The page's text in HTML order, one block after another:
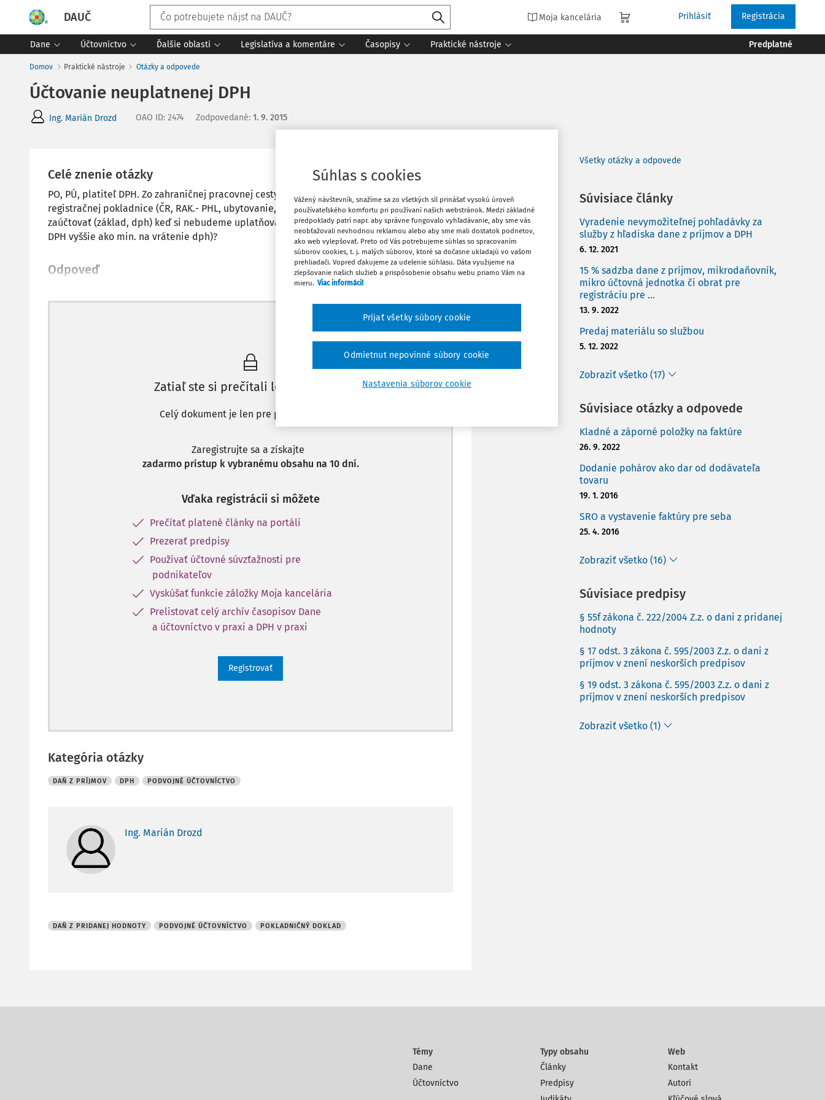
DAUČ Moja kancelária Prihlásiť Registrácia
Dane Účtovníctvo Ďalšie oblasti Legislatíva a komentáre Časopisy Praktické nástroje Predplatné
Domov Praktické nástroje Otázky a odpovede
Účtovanie neuplatnenej DPH
Ing. Marián Drozd OAO ID: 2474 Zodpovedané: 1. 9. 2015
Celé znenie otázky
PO, PÚ, platiteľ DPH. Zo zahraničnej pracovnej cesty nám zamestnanci priniesli bločky z
registračnej pokladnice (ČR, RAK.- PHL, ubytovanie, stravovanie..). Ako tieto bločky
zaúčtovať (základ, dph) keď si nebudeme uplatňovať vrátenie DPH zo zahraničia (aj keď je
DPH vyššie ako min. na vrátenie dph)?
Odpoveď
Máte predplatné? Prihláste sa
Zatiaľ ste si prečítali len začiatok...
Celý dokument je len pre predplatiteľov.
Zaregistrujte sa a získajte
zadarmo prístup k vybranému obsahu na 10 dní.
Vďaka registrácii si môžete
Prečítať platené články na portáli
Prezerať predpisy
Používať účtovné súvzťažnosti pre
podnikateľov
Vyskúšať funkcie záložky Moja kancelária
Prelistovať celý archív časopisov Dane
a účtovníctvo v praxi a DPH v praxi
Registrovať
Kategória otázky
DAŇ Z PRÍJMOV DPH PODVOJNÉ ÚČTOVNÍCTVO
Ing. Marián Drozd
DAŇ Z PRIDANEJ HODNOTY PODVOJNÉ ÚČTOVNÍCTVO POKLADNIČNÝ DOKLAD
Stiahnuť
Vytlačiť
Všetky otázky a odpovede
Súvisiace články
Vyradenie nevymožiteľnej pohľadávky za
služby z hľadiska dane z príjmov a DPH
6. 12. 2021
15 % sadzba dane z príjmov, mikrodaňovník,
mikro účtovná jednotka či obrat pre
registráciu pre ...
13. 9. 2022
Predaj materiálu so službou
5. 12. 2022
Zobraziť všetko (17)
Súvisiace otázky a odpovede
Kladné a záporné položky na faktúre
26. 9. 2022
Dodanie pohárov ako dar od dodávateľa
tovaru
19. 1. 2016
SRO a vystavenie faktúry pre seba
25. 4. 2016
Zobraziť všetko (16)
Súvisiace predpisy
§ 55f zákona č. 222/2004 Z.z. o dani z pridanej
hodnoty
§ 17 odst. 3 zákona č. 595/2003 Z.z. o dani z
príjmov v znení neskorších predpisov
§ 19 odst. 3 zákona č. 595/2003 Z.z. o dani z
príjmov v znení neskorších predpisov
Zobraziť všetko (1)
Témy
Dane
Účtovníctvo
Typy obsahu
Články
Predpisy
Web
Kontakt
Autori
Súhlas s cookies
Vážený návštevník, snažíme sa zo všetkých síl prinášať vysokú úroveň
používateľského komfortu pri používaní našich webstránok. Medzi základné
predpoklady patrí napr. aby správne fungovalo vyhľadávanie, aby sme vás
neobťažovali nevhodnou reklamou alebo aby sme mali dostatok podnetov,
ako web vylepšovať. Preto od Vás potrebujeme súhlas so spracovaním
súborov cookies, t. j. malých súborov, ktoré sa dočasne ukladajú vo vašom
prehliadači. Vopred ďakujeme za udelenie súhlasu. Dáta využijeme na
zlepšovanie našich služieb a prispôsobenie obsahu webu priamo Vám na
mieru. Viac informácií
Nastavenia súborov cookie
Odmietnut nepovinné súbory cookie
Prijať všetky súbory cookie